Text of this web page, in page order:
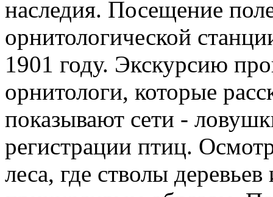
наследия. Посещение
орнитологической
1901 году. Экскурсию
орнитологи, которые
показывают сети -
регистрации птиц.
леса, где стволы